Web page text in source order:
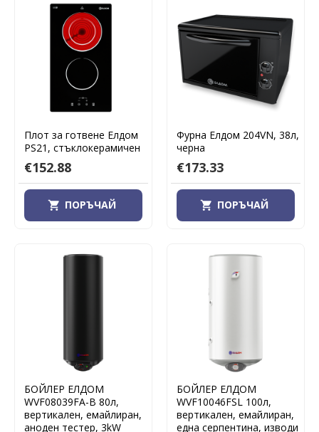
Плот за готвене Елдом
PS21, стъклокерамичен
€152.88
ПОРЪЧАЙ
Фурна Елдом 204VN, 38л,
черна
€173.33
ПОРЪЧАЙ
БОЙЛЕР ЕЛДОМ
WVF08039FA-B 80л,
вертикален, емайлиран,
аноден тестер, 3kW
БОЙЛЕР ЕЛДОМ
WVF10046FSL 100л,
вертикален, емайлиран,
eдна серпентина, изводи